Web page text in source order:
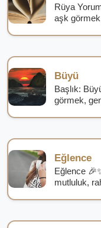
Rüya
aşk
Büyü
Başlık:
görmek,
Eğlence
Eğlence
mutluluk,